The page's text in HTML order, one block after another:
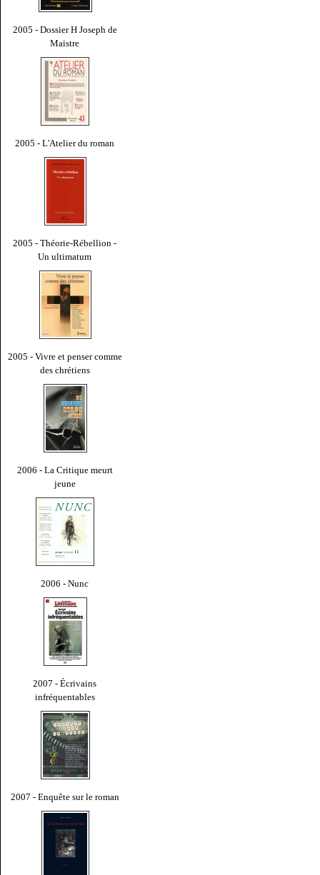
2005 - Dossier H Joseph de
Maistre
2005 - L'Atelier du roman
2005 - Théorie-Rébellion -
Un ultimatum
2005 - Vivre et penser comme
des chrétiens
2006 - La Critique meurt
jeune
2006 - Nunc
2007 - Écrivains
infréquentables
2007 - Enquête sur le roman